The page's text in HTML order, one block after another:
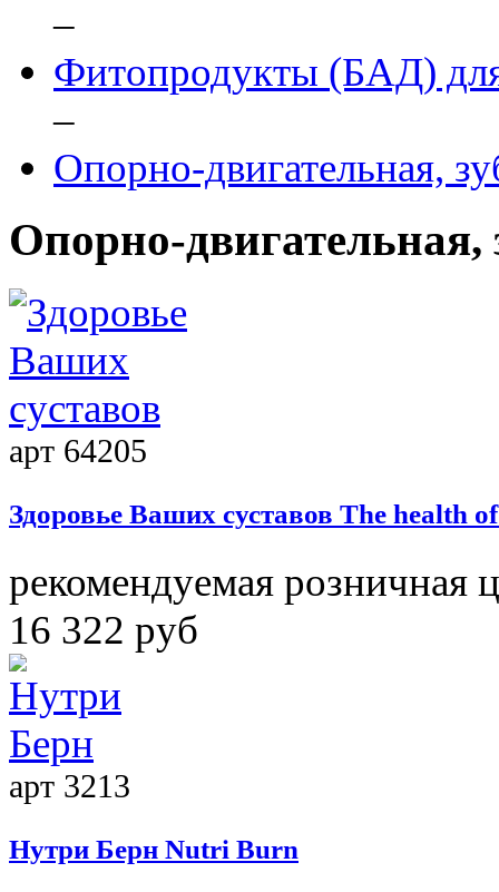
–
Фитопродукты (БАД)
–
Опорно-двигательная,
Опорно-двигательная,
арт 64205
Здоровье Ваших суставов The health
рекомендуемая розничная
16 322 руб
арт 3213
Нутри Берн Nutri Burn